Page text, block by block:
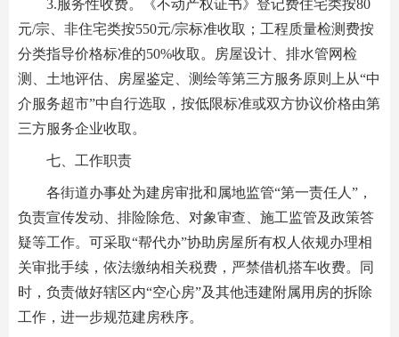
3.服务性收费。《不动产权证书》登记费住宅类按80
元/宗、非住宅类按550元/宗标准收取；工程质量检测费按
分类指导价格标准的50%收取。房屋设计、排水管网检
测、土地评估、房屋鉴定、测绘等第三方服务原则上从“中
介服务超市”中自行选取，按低限标准或双方协议价格由第
三方服务企业收取。
七、工作职责
各街道办事处为建房审批和属地监管“第一责任人”，
负责宣传发动、排险除危、对象审查、施工监管及政策答
疑等工作。可采取“帮代办”协助房屋所有权人依规办理相
关审批手续，依法缴纳相关税费，严禁借机搭车收费。同
时，负责做好辖区内“空心房”及其他违建附属用房的拆除
工作，进一步规范建房秩序。